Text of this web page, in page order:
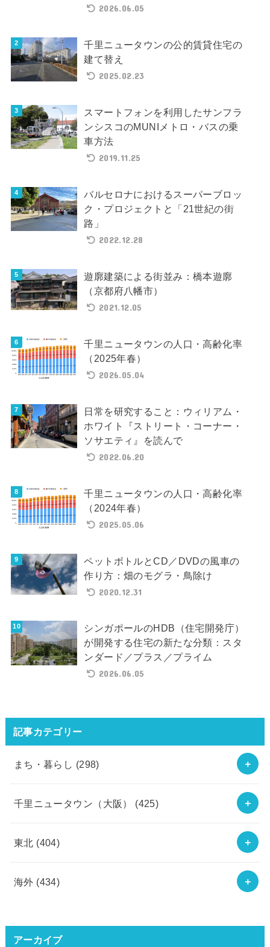
2026.06.05
千里ニュータウンの公的賃貸住宅の
建て替え
2025.02.23
スマートフォンを利用したサンフラ
ンシスコのMUNIメトロ・バスの乗
車方法
2019.11.25
バルセロナにおけるスーパーブロッ
ク・プロジェクトと「21世紀の街
路」
2022.12.28
遊廓建築による街並み：橋本遊廓
（京都府八幡市）
2021.12.05
千里ニュータウンの人口・高齢化率
（2025年春）
2026.05.04
日常を研究すること：ウィリアム・
ホワイト『ストリート・コーナー・
ソサエティ』を読んで
2022.06.20
千里ニュータウンの人口・高齢化率
（2024年春）
2025.05.06
ペットボトルとCD／DVDの風車の
作り方：畑のモグラ・鳥除け
2020.12.31
シンガポールのHDB（住宅開発庁）
が開発する住宅の新たな分類：スタ
ンダード／プラス／プライム
2026.06.05
記事カテゴリー
まち・暮らし (298)
千里ニュータウン（大阪） (425)
東北 (404)
海外 (434)
アーカイブ